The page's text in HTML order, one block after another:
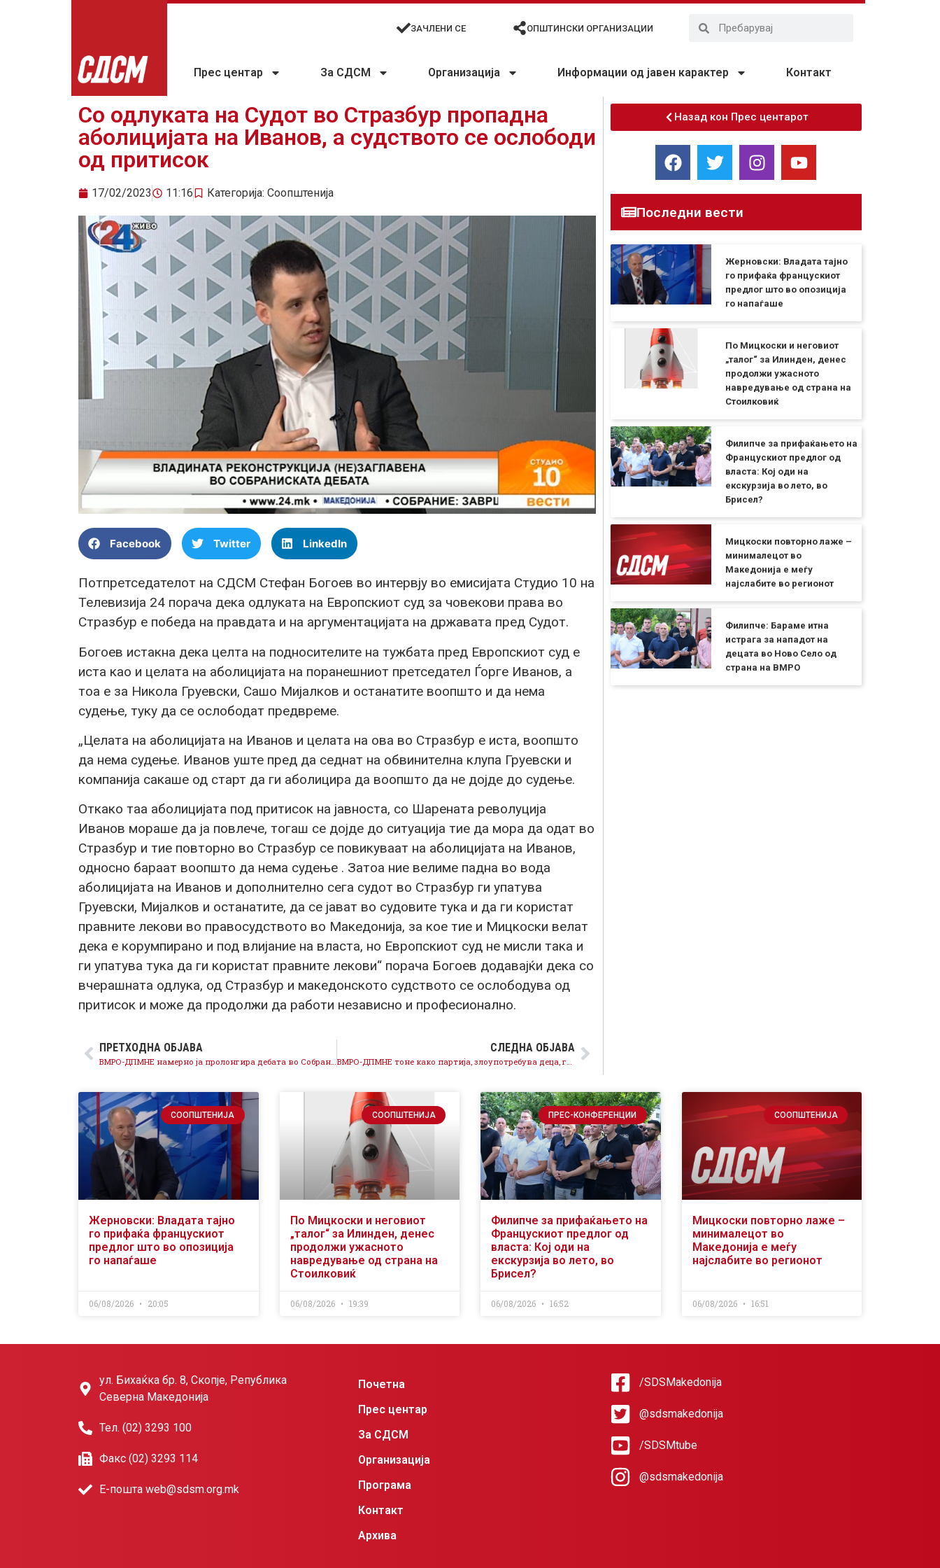
ЗАЧЛЕНИ СЕ ОПШТИНСКИ ОРГАНИЗАЦИИ
Прес центар За СДСМ Организација Информации од јавен карактер Контакт
Со одлуката на Судот во Стразбур пропадна
аболицијата на Иванов, а судството се ослободи
од притисок
17/02/2023 11:16 Категорија: Соопштенија
Facebook Twitter LinkedIn
Потпретседателот на СДСМ Стефан Богоев во интервју во емисијата Студио 10 на
Телевизија 24 порача дека одлуката на Европскиот суд за човекови права во
Стразбур е победа на правдата и на аргументацијата на државата пред Судот.
Богоев истакна дека целта на подносителите на тужбата пред Европскиот суд е
иста као и целата на аболицијата на поранешниот претседател Ѓорге Иванов, а
тоа е за Никола Груевски, Сашо Мијалков и останатите воопшто и да нема
судење, туку да се ослободат предвреме.
„Целата на аболицијата на Иванов и целата на ова во Стразбур е иста, воопшто
да нема судење. Иванов уште пред да седнат на обвинителна клупа Груевски и
компанија сакаше од старт да ги аболицира да воопшто да не дојде до судење.
Откако таа аболицијата под притисок на јавноста, со Шарената револуција
Иванов мораше да ја повлече, тогаш се дојде до ситуација тие да мора да одат во
Стразбур и тие повторно во Стразбур се повикуваат на аболицијата на Иванов,
односно бараат воопшто да нема судење . Затоа ние велиме падна во вода
аболицијата на Иванов и дополнително сега судот во Стразбур ги упатува
Груевски, Мијалков и останатите, да се јават во судовите тука и да ги користат
правните лекови во правосудството во Македонија, за кое тие и Мицкоски велат
дека е корумпирано и под влијание на власта, но Европскиот суд не мисли така и
ги упатува тука да ги користат правните лекови“ порача Богоев додавајќи дека со
вчерашната одлука, од Стразбур и македонското судството се ослободува од
притисок и може да продолжи да работи независно и професионално.
ПРЕТХОДНА ОБЈАВА СЛЕДНА ОБЈАВА
Назад кон Прес центарот
Последни вести
Жерновски: Владата тајно
го прифаќа францускиот
предлог што во опозиција
го напаѓаше
По Мицкоски и неговиот
„талог“ за Илинден, денес
продолжи ужасното
навредување од страна на
Стоилковиќ
Филипче за прифаќањето на
Францускиот предлог од
власта: Кој оди на
екскурзија во лето, во
Брисел?
Мицкоски повторно лаже –
минималецот во
Македонија е меѓу
најслабите во регионот
Филипче: Бараме итна
истрага за нападот на
децата во Ново Село од
страна на ВМРО
СООПШТЕНИЈА
Жерновски: Владата тајно
го прифаќа францускиот
предлог што во опозиција
го напаѓаше
06/08/2026 20:05
СООПШТЕНИЈА
По Мицкоски и неговиот
„талог“ за Илинден, денес
продолжи ужасното
навредување од страна на
Стоилковиќ
06/08/2026 19:39
ПРЕС-КОНФЕРЕНЦИИ
Филипче за прифаќањето на
Францускиот предлог од
власта: Кој оди на
екскурзија во лето, во
Брисел?
06/08/2026 16:52
СООПШТЕНИЈА
Мицкоски повторно лаже –
минималецот во
Македонија е меѓу
најслабите во регионот
06/08/2026 16:51
ул. Бихаќка бр. 8, Скопје, Република
Северна Македонија
Тел. (02) 3293 100
Факс (02) 3293 114
Е-пошта web@sdsm.org.mk
Почетна
Прес центар
За СДСМ
Организација
Програма
Контакт
Архива
/SDSMakedonija
@sdsmakedonija
/SDSMtube
@sdsmakedonija